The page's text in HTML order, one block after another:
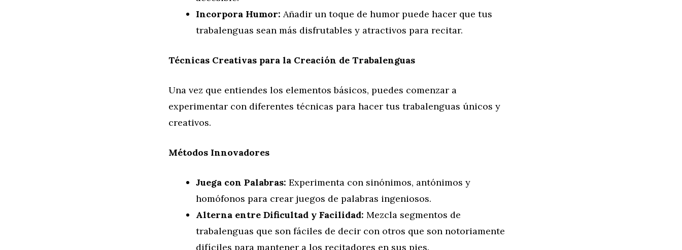
Incorpora Humor: Añadir un toque de humor puede hacer que tus
trabalenguas sean más disfrutables y atractivos para recitar.
Técnicas Creativas para la Creación de Trabalenguas
Una vez que entiendes los elementos básicos, puedes comenzar a
experimentar con diferentes técnicas para hacer tus trabalenguas únicos y
creativos.
Métodos Innovadores
Juega con Palabras: Experimenta con sinónimos, antónimos y
homófonos para crear juegos de palabras ingeniosos.
Alterna entre Dificultad y Facilidad: Mezcla segmentos de
trabalenguas que son fáciles de decir con otros que son notoriamente
difíciles para mantener a los recitadores en sus pies.